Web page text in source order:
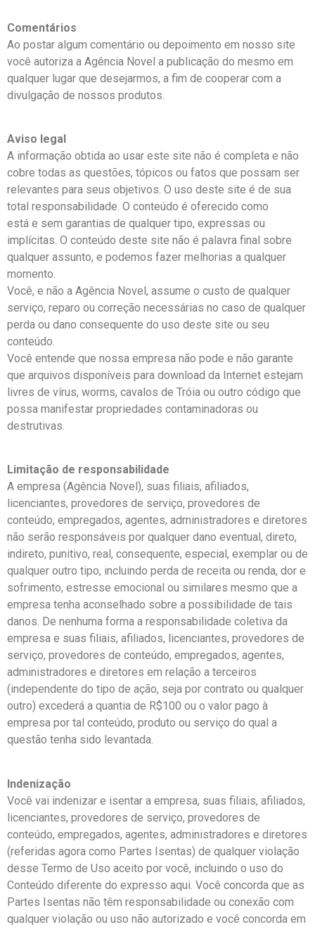
Comentários
Ao postar algum comentário ou depoimento em nosso site
você autoriza a Agência Novel a publicação do mesmo em
qualquer lugar que desejarmos, a fim de cooperar com a
divulgação de nossos produtos.
Aviso legal
A informação obtida ao usar este site não é completa e não
cobre todas as questões, tópicos ou fatos que possam ser
relevantes para seus objetivos. O uso deste site é de sua
total responsabilidade. O conteúdo é oferecido como
está e sem garantias de qualquer tipo, expressas ou
implícitas. O conteúdo deste site não é palavra final sobre
qualquer assunto, e podemos fazer melhorias a qualquer
momento.
Você, e não a Agência Novel, assume o custo de qualquer
serviço, reparo ou correção necessárias no caso de qualquer
perda ou dano consequente do uso deste site ou seu
conteúdo.
Você entende que nossa empresa não pode e não garante
que arquivos disponíveis para download da Internet estejam
livres de vírus, worms, cavalos de Tróia ou outro código que
possa manifestar propriedades contaminadoras ou
destrutivas.
Limitação de responsabilidade
A empresa (Agência Novel), suas filiais, afiliados,
licenciantes, provedores de serviço, provedores de
conteúdo, empregados, agentes, administradores e diretores
não serão responsáveis por qualquer dano eventual, direto,
indireto, punitivo, real, consequente, especial, exemplar ou de
qualquer outro tipo, incluindo perda de receita ou renda, dor e
sofrimento, estresse emocional ou similares mesmo que a
empresa tenha aconselhado sobre a possibilidade de tais
danos. De nenhuma forma a responsabilidade coletiva da
empresa e suas filiais, afiliados, licenciantes, provedores de
serviço, provedores de conteúdo, empregados, agentes,
administradores e diretores em relação a terceiros
(independente do tipo de ação, seja por contrato ou qualquer
outro) excederá a quantia de R$100 ou o valor pago à
empresa por tal conteúdo, produto ou serviço do qual a
questão tenha sido levantada.
Indenização
Você vai indenizar e isentar a empresa, suas filiais, afiliados,
licenciantes, provedores de serviço, provedores de
conteúdo, empregados, agentes, administradores e diretores
(referidas agora como Partes Isentas) de qualquer violação
desse Termo de Uso aceito por você, incluindo o uso do
Conteúdo diferente do expresso aqui. Você concorda que as
Partes Isentas não têm responsabilidade ou conexão com
qualquer violação ou uso não autorizado e você concorda em